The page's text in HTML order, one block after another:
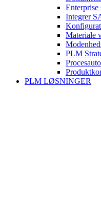
Enterprise
Integrer
Materiale
PLM
PLM LØSNINGER